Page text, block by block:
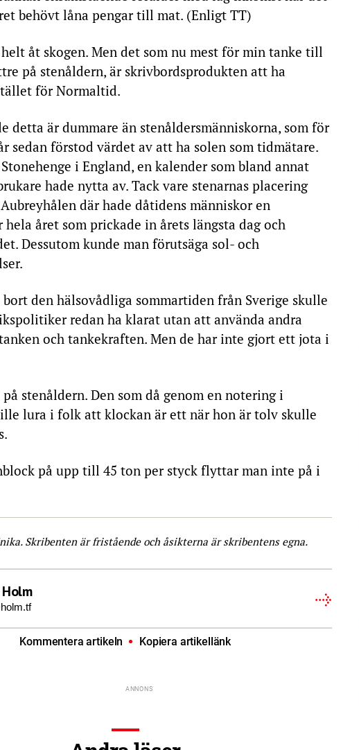
behövt låna pengar till mat. (Enligt TT)
åt skogen. Men det som nu mest för min tanke till
på stenåldern, är skrivbordsprodukten att ha
för Normaltid.
detta är dummare än stenåldersmänniskorna, som för
sedan förstod värdet av att ha solen som tidmätare.
i England, en kalender som bland annat
hade nytta av. Tack vare stenarnas placering
där hade dåtidens människor en
hela året som prickade in årets längsta dag och
Dessutom kunde man förutsäga sol- och
den hälsovådliga sommartiden från Sverige skulle
redan ha klarat utan att använda andra
och tankekraften. Men de har inte gjort ett jota i
stenåldern. Den som då genom en notering i
lura i folk att klockan är ett när hon är tolv skulle
på upp till 45 ton per styck flyttar man inte på i
Skribenten är fristående och åsikterna är skribentens egna.
Kommentera artikeln Kopiera artikellänk